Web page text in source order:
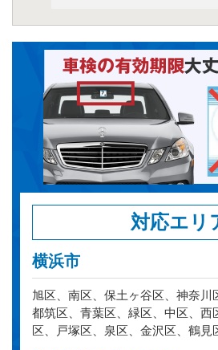
対応エリ
横浜市
旭区、南区、保土ヶ谷区、神奈川
都筑区、青葉区、緑区、中区、西
区、戸塚区、泉区、金沢区、鶴見